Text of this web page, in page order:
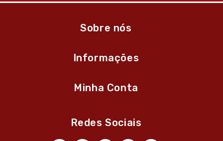
Sobre nós
Informações
Minha Conta
Redes Sociais